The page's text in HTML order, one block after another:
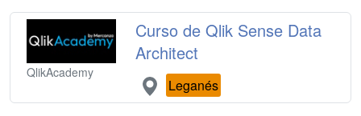
QlikAcademy
Curso de Qlik Sense Data
Architect
Leganés